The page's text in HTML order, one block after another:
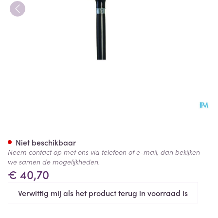
€ 40,70
Verwittig mij als het product terug in voorraad is
Niet beschikbaar
Neem contact op met ons via telefoon of e-mail, dan bekijken
we samen de mogelijkheden.